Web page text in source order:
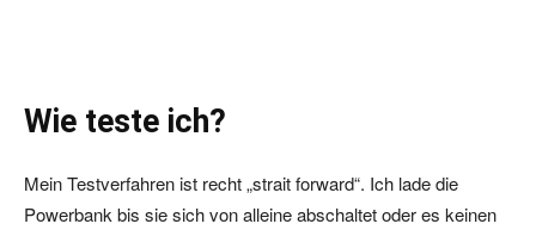
Wie teste ich?
Mein Testverfahren ist recht „strait forward“. Ich lade die
Powerbank bis sie sich von alleine abschaltet oder es keinen